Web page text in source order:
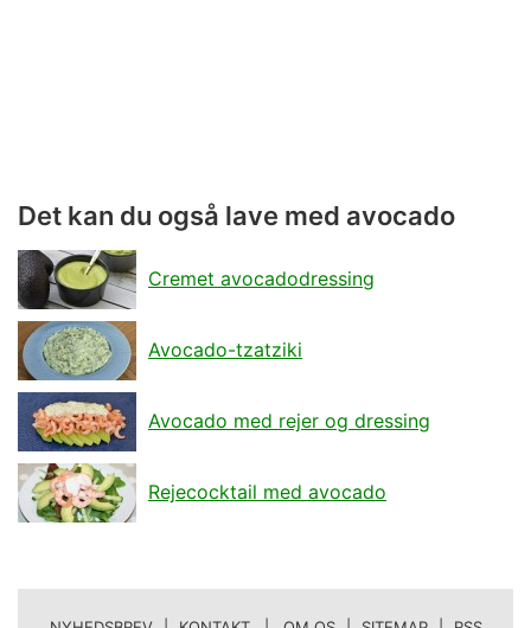
Det kan du også lave med avocado
Cremet avocadodressing
Avocado-tzatziki
Avocado med rejer og dressing
Rejecocktail med avocado